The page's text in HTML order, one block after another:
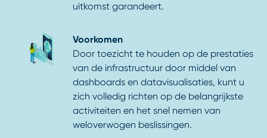
uitkomst garandeert.
Voorkomen
Door toezicht te houden op de prestaties
van de infrastructuur door middel van
dashboards en datavisualisaties, kunt u
zich volledig richten op de belangrijkste
activiteiten en het snel nemen van
weloverwogen beslissingen.